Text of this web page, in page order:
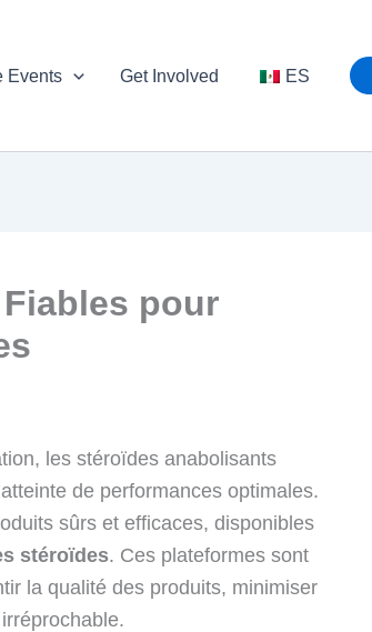
Events Get Involved ES
pour
les stéroïdes anabolisants
de performances optimales.
sûrs et efficaces, disponibles
stéroïdes. Ces plateformes sont
la qualité des produits, minimiser